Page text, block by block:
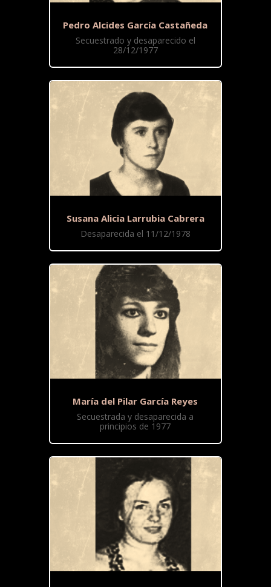
Pedro Alcides García Castañeda
Secuestrado y desaparecido el
28/12/1977
Susana Alicia Larrubia Cabrera
Desaparecida el 11/12/1978
María del Pilar García Reyes
Secuestrada y desaparecida a
principios de 1977